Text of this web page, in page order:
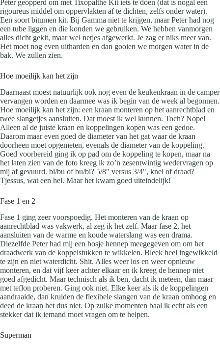
Peter geopperd om met Tixopalthe Kit iets te doen (dat is nogal een
rigoureus middel om oppervlakten af te dichten, zelfs onder water).
Een soort bitumen kit. Bij Gamma niet te krijgen, maar Peter had nog
een tube liggen en die konden we gebruiken. We hebben vanmorgen
alles dicht gekit, maar wel netjes afgewerkt. Je zag er niks meer van.
Het moet nog even uitharden en dan gooien we morgen water in de
bak. We zullen zien.
Hoe moeilijk kan het zijn
Daarnaast moest natuurlijk ook nog even de keukenkraan in de camper
vervangen worden en daarmee was ik begin van de week al begonnen.
Hoe moeilijk kan het zijn: een kraan monteren op het aanrechtblad en
twee slangetjes aansluiten. Dat moest ik wel kunnen. Toch? Nope!
Alleen al de juiste kraan en koppelingen kopen was een gedoe.
Daarom maar even goed de diameter van het gat waar de kraan
doorheen moet opgemeten, evenals de diameter van de koppeling.
Goed voorbereid ging ik op pad om de koppeling te kopen, maar na
het laten zien van de foto kreeg ik zo’n zesentwintig wedervragen op
mij af gevuurd. bi/bu of bu/bi? 5/8″ versus 3/4″, knel of draad?
Tjessus, wat een hel. Maar het kwam goed uiteindelijk!
Fase 1 en 2
Fase 1 ging zeer voorspoedig. Het monteren van de kraan op
aanrechtblad was vakwerk, al zeg ik het zelf. Maar fase 2, het
aansluiten van de warme en koude waterslang was een drama.
Diezelfde Peter had mij een bosje hennep meegegeven om om het
draadwerk van de koppelstukken te wikkelen. Bleek heel ingewikkeld
te zijn en niet waterdicht. Shit. Alles weer los en weer opnieuw
monteren, en dat vijf keer achter elkaar en ik kreeg de hennep niet
goed afgedicht. Maar technisch als ik ben, dacht ik meteen, dan maar
met teflon proberen. Ging ook niet. Elke keer als ik de koppelingen
aandraaide, dan krulden de flexibele slangen van de kraan omhoog en
deed de kraan het dus niet. Op zulke momenten baal ik echt als een
stekker dat ik iemand moet vragen om te helpen.
Superman